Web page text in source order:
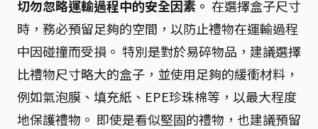
切勿忽略運輸過程中的安全因素。 在選擇盒子尺寸
時，務必預留足夠的空間，以防止禮物在運輸過程
中因碰撞而受損。 特別是對於易碎物品，建議選擇
比禮物尺寸略大的盒子，並使用足夠的緩衝材料，
例如氣泡膜、填充紙、EPE珍珠棉等，以最大程度
地保護禮物。 即使是看似堅固的禮物，也建議預留